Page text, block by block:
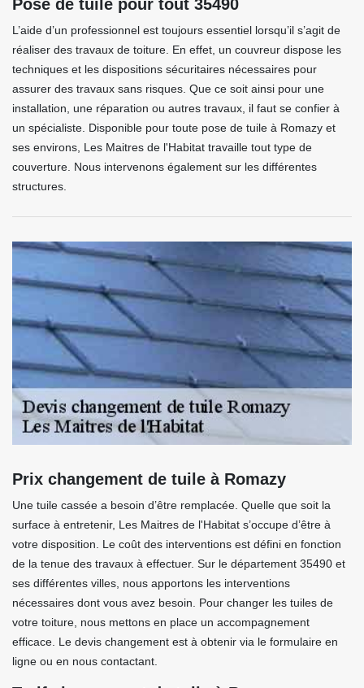
Pose de tuile pour tout 35490
L’aide d’un professionnel est toujours essentiel lorsqu’il s’agit de
réaliser des travaux de toiture. En effet, un couvreur dispose les
techniques et les dispositions sécuritaires nécessaires pour
assurer des travaux sans risques. Que ce soit ainsi pour une
installation, une réparation ou autres travaux, il faut se confier à
un spécialiste. Disponible pour toute pose de tuile à Romazy et
ses environs, Les Maitres de l'Habitat travaille tout type de
couverture. Nous intervenons également sur les différentes
structures.
Prix changement de tuile à Romazy
Une tuile cassée a besoin d’être remplacée. Quelle que soit la
surface à entretenir, Les Maitres de l'Habitat s’occupe d’être à
votre disposition. Le coût des interventions est défini en fonction
de la tenue des travaux à effectuer. Sur le département 35490 et
ses différentes villes, nous apportons les interventions
nécessaires dont vous avez besoin. Pour changer les tuiles de
votre toiture, nous mettons en place un accompagnement
efficace. Le devis changement est à obtenir via le formulaire en
ligne ou en nous contactant.